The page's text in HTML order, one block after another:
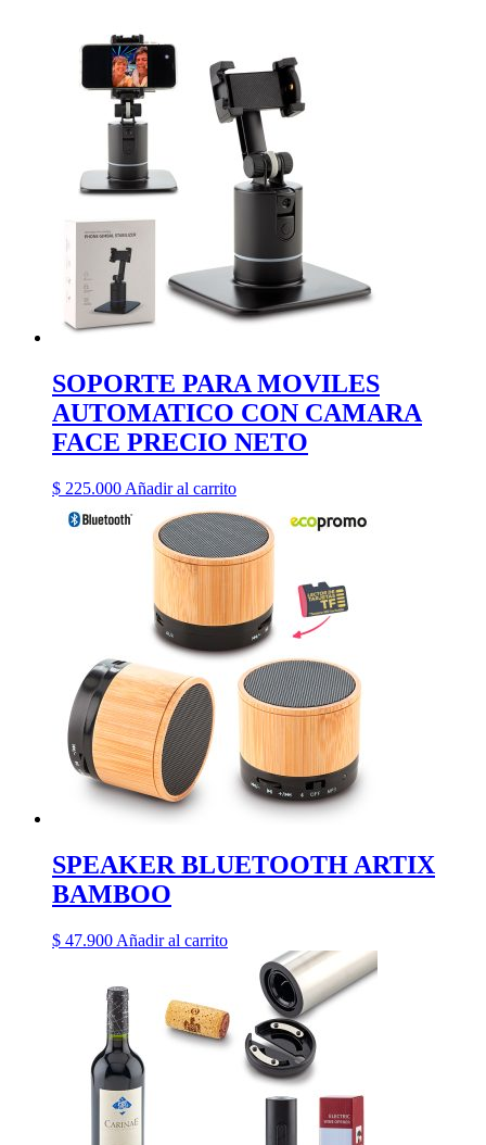
SOPORTE PARA MOVILES
AUTOMATICO CON CAMARA
FACE PRECIO NETO
$ 225.000 Añadir al carrito
SPEAKER BLUETOOTH ARTIX
BAMBOO
$ 47.900 Añadir al carrito